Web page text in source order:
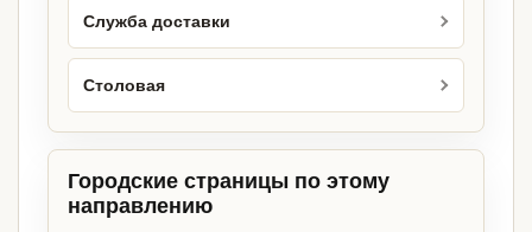
Служба доставки
Столовая
Городские страницы по этому
направлению